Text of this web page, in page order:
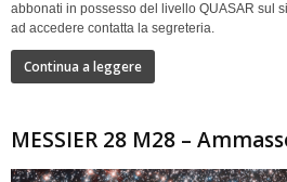
abbonati in possesso del livello QUASAR sul
ad accedere contatta la segreteria.
Continua a leggere
MESSIER 28 M28 –